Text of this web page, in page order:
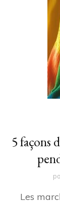
5 façons
Les